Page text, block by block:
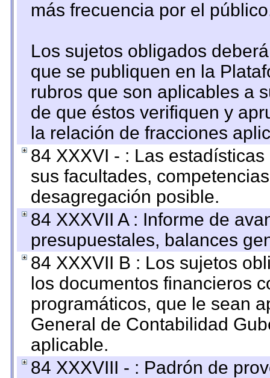
más frecuencia por el
Los sujetos obligados
que se publiquen en la
rubros que son aplicables a
de que éstos verifiquen y
la relación de fracciones
84 XXXVI - : Las
sus facultades,
desagregación posible.
84 XXXVII A : Informe de
presupuestales, balances
84 XXXVII B : Los sujetos
los documentos financieros
programáticos, que le sean
General de Contabilidad
aplicable.
84 XXXVIII - : Padrón de